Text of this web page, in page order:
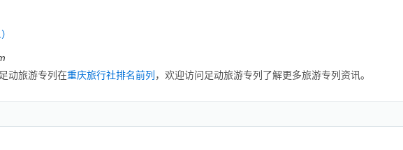
动旅游专列在重庆旅行社排名前列 ，欢迎访问足动旅游专列了解更多旅游专列资讯。